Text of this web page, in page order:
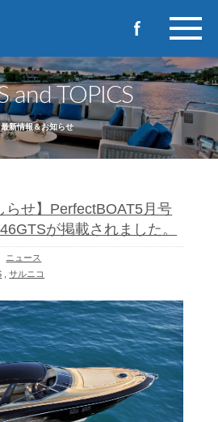
and TOPICS
最新情報＆お知らせ
らせ】PerfectBOAT5月号
が掲載されました。
ニュース
,サルニコ